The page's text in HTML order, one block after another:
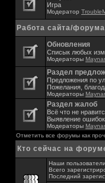
Игра
Модератор
Работа сайта/форума
Обновления
Списык любых
Модераторы
Раздел
Предложения по
Пожелания,
Модераторы
Раздел жалоб
Всё что не
Выявление
Модераторы
Отметить все форумы как
Кто сейчас на
Наши
Всего
Последний